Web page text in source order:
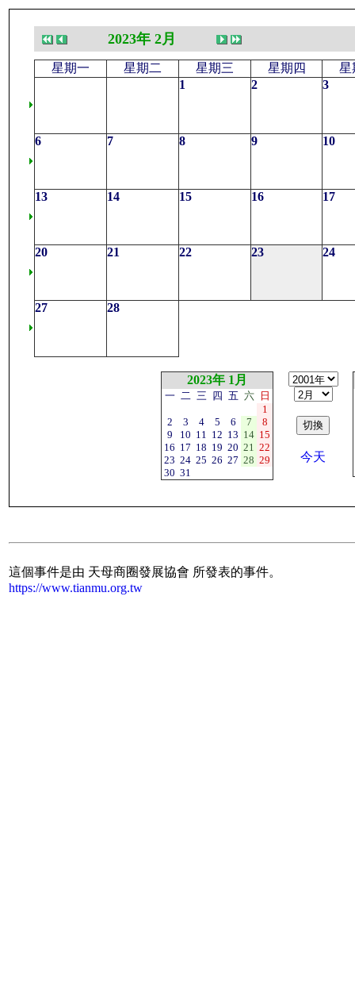
2023年 2月
星期一 星期二 星期三 星期四
星
1
2 3
6 7 8 9 10
13 14 15 16 17
20 21 22 23 24
27 28
2023年 1月
一 二 三 四 五 六
日
1
2
3 4 5 6 7
8
9
10 11 12 13 14 15
16 17 18 19 20 21 22
23 24 25 26 27 28 29
30 31
今天
這個事件是由 天母商圈發展協會 所發表的事件。
https://www.tianmu.org.tw